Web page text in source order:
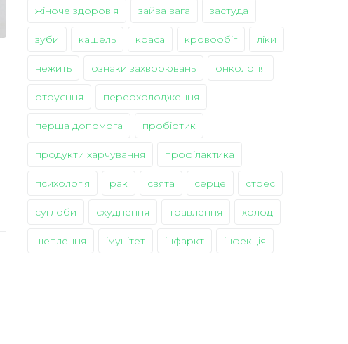
жіноче здоров'я зайва вага застуда
зуби кашель краса кровообіг ліки
нежить ознаки захворювань онкологія
отруєння переохолодження
перша допомога пробіотик
продукти харчування профілактика
психологія рак свята серце стрес
суглоби схуднення травлення холод
щеплення імунітет інфаркт інфекція